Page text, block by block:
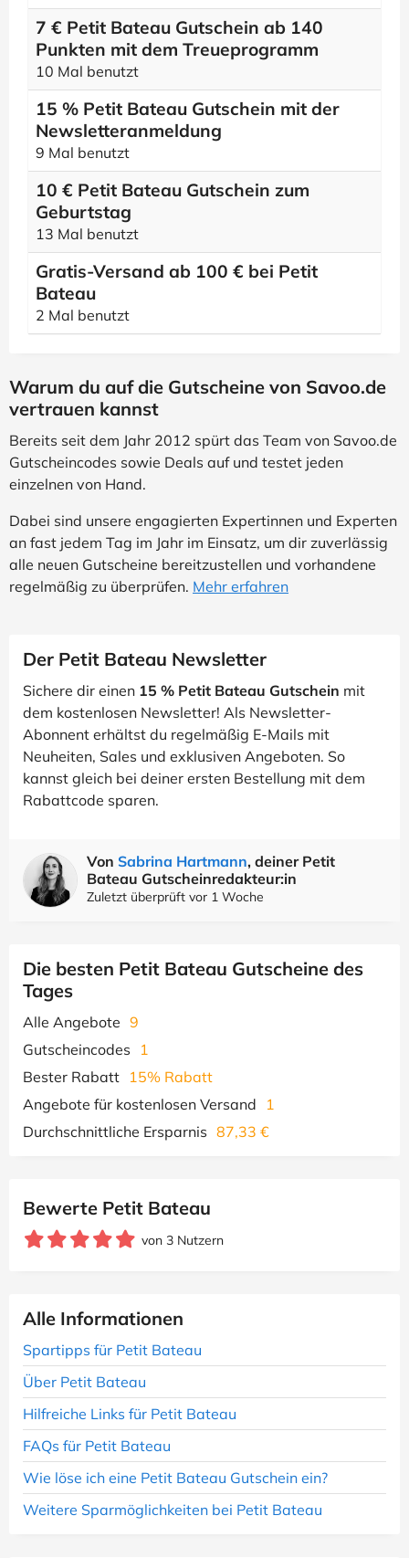
7 € Petit Bateau Gutschein ab 140
Punkten mit dem Treueprogramm
10 Mal benutzt
15 % Petit Bateau Gutschein mit der
Newsletteranmeldung
9 Mal benutzt
10 € Petit Bateau Gutschein zum
Geburtstag
13 Mal benutzt
Gratis-Versand ab 100 € bei Petit
Bateau
2 Mal benutzt
Warum du auf die Gutscheine von Savoo.de
vertrauen kannst
Bereits seit dem Jahr 2012 spürt das Team von Savoo.de
Gutscheincodes sowie Deals auf und testet jeden
einzelnen von Hand.
Dabei sind unsere engagierten Expertinnen und Experten
an fast jedem Tag im Jahr im Einsatz, um dir zuverlässig
alle neuen Gutscheine bereitzustellen und vorhandene
regelmäßig zu überprüfen. Mehr erfahren
Der Petit Bateau Newsletter
Sichere dir einen 15 % Petit Bateau Gutschein mit
dem kostenlosen Newsletter! Als Newsletter-
Abonnent erhältst du regelmäßig E-Mails mit
Neuheiten, Sales und exklusiven Angeboten. So
kannst gleich bei deiner ersten Bestellung mit dem
Rabattcode sparen.
Von Sabrina Hartmann, deiner Petit
Bateau Gutscheinredakteur:in
Zuletzt überprüft vor 1 Woche
Die besten Petit Bateau Gutscheine des
Tages
Alle Angebote 9
Gutscheincodes
1
Bester Rabatt 15% Rabatt
Angebote für kostenlosen Versand
1
Durchschnittliche Ersparnis 87,33 €
Bewerte Petit Bateau
von 3 Nutzern
Alle Informationen
Spartipps für Petit Bateau
Über Petit Bateau
Hilfreiche Links für Petit Bateau
FAQs für Petit Bateau
Wie löse ich eine Petit Bateau Gutschein ein?
Weitere Sparmöglichkeiten bei Petit Bateau